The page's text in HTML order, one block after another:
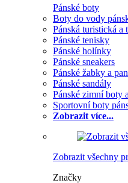
Pánské boty
Boty do vody
Pánská turistická a
Pánské tenisky
Pánské holínky
Pánské sneakers
Pánské žabky a
Pánské sandály
Pánské zimní boty
Sportovní boty
Zobrazit více...
Zobrazit všechny
Značky